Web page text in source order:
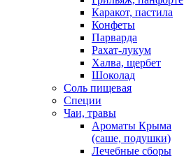
Каракот, пастила
Конфеты
Парварда
Рахат-лукум
Халва, щербет
Шоколад
Соль пищевая
Специи
Чаи, травы
Ароматы Крыма
(саше, подушки)
Лечебные сборы